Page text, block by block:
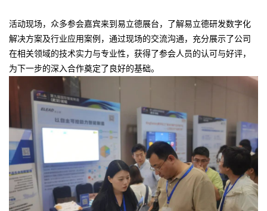
活动现场，众多参会嘉宾来到易立德展台，了解易立德研发数字化
解决方案及行业应用案例，通过现场的交流沟通，充分展示了公司
在相关领域的技术实力与专业性，获得了参会人员的认可与好评，
为下一步的深入合作奠定了良好的基础。